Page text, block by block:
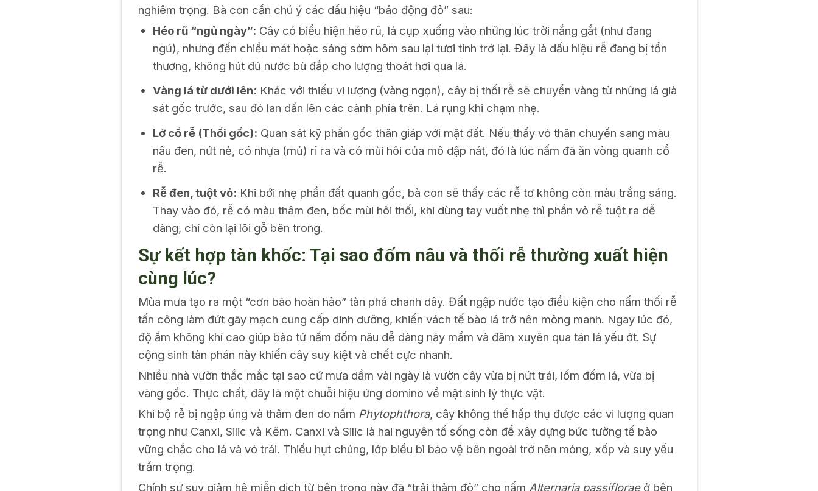
nghiêm trọng. Bà con cần chú ý các dấu hiệu “báo động đỏ” sau:
Héo rũ “ngủ ngày”: Cây có biểu hiện héo rũ, lá cụp xuống vào những lúc trời nắng gắt (như đang
ngủ), nhưng đến chiều mát hoặc sáng sớm hôm sau lại tươi tỉnh trở lại. Đây là dấu hiệu rễ đang bị tổn
thương, không hút đủ nước bù đắp cho lượng thoát hơi qua lá.
Vàng lá từ dưới lên: Khác với thiếu vi lượng (vàng ngọn), cây bị thối rễ sẽ chuyển vàng từ những lá già
sát gốc trước, sau đó lan dần lên các cành phía trên. Lá rụng khi chạm nhẹ.
Lở cổ rễ (Thối gốc): Quan sát kỹ phần gốc thân giáp với mặt đất. Nếu thấy vỏ thân chuyển sang màu
nâu đen, nứt nẻ, có nhựa (mủ) rỉ ra và có mùi hôi của mô dập nát, đó là lúc nấm đã ăn vòng quanh cổ
rễ.
Rễ đen, tuột vỏ: Khi bới nhẹ phần đất quanh gốc, bà con sẽ thấy các rễ tơ không còn màu trắng sáng.
Thay vào đó, rễ có màu thâm đen, bốc mùi hôi thối, khi dùng tay vuốt nhẹ thì phần vỏ rễ tuột ra dễ
dàng, chỉ còn lại lõi gỗ bên trong.
Sự kết hợp tàn khốc: Tại sao đốm nâu và thối rễ thường xuất hiện
cùng lúc?
Mùa mưa tạo ra một “cơn bão hoàn hảo” tàn phá chanh dây. Đất ngập nước tạo điều kiện cho nấm thối rễ
tấn công làm đứt gãy mạch cung cấp dinh dưỡng, khiến vách tế bào lá trở nên mỏng manh. Ngay lúc đó,
độ ẩm không khí cao giúp bào tử nấm đốm nâu dễ dàng nảy mầm và đâm xuyên qua tán lá yếu ớt. Sự
cộng sinh tàn phán này khiến cây suy kiệt và chết cực nhanh.
Nhiều nhà vườn thắc mắc tại sao cứ mưa dầm vài ngày là vườn cây vừa bị nứt trái, lốm đốm lá, vừa bị
vàng gốc. Thực chất, đây là một chuỗi hiệu ứng domino về mặt sinh lý thực vật.
Khi bộ rễ bị ngập úng và thâm đen do nấm Phytophthora, cây không thể hấp thụ được các vi lượng quan
trọng như Canxi, Silic và Kẽm. Canxi và Silic là hai nguyên tố sống còn để xây dựng bức tường tế bào
vững chắc cho lá và vỏ trái. Thiếu hụt chúng, lớp biểu bì bảo vệ bên ngoài trở nên mỏng, xốp và suy yếu
trầm trọng.
Chính sự suy giảm hệ miễn dịch từ bên trong này đã “trải thảm đỏ” cho nấm Alternaria passifloraeở bên